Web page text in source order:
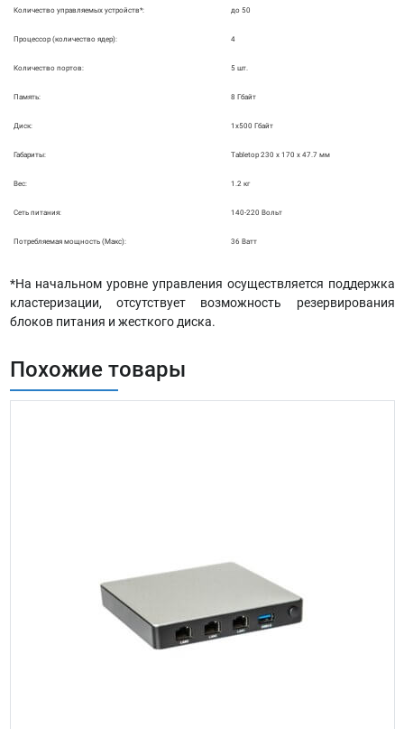
Количество управляемых устройств*: до 50
Процессор (количество ядер): 4
Количество портов: 5 шт.
Память: 8 Гбайт
Диск: 1х500 Гбайт
Габариты: Tabletop 230 x 170 x 47.7 мм
Вес: 1.2 кг
Сеть питания: 140-220 Вольт
Потребляемая мощность (Макс): 36 Ватт
*На начальном уровне управления осуществляется поддержка
кластеризации, отсутствует возможность резервирования
блоков питания и жесткого диска.
Похожие товары